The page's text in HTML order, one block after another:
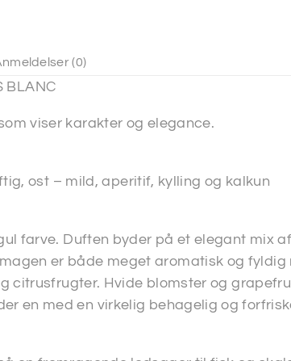
(0)
BLANC
viser karakter og elegance.
ost – mild, aperitif, kylling og kalkun
farve. Duften byder på et elegant mix
er både meget aromatisk og fyldig
citrusfrugter. Hvide blomster og
en med en virkelig behagelig og